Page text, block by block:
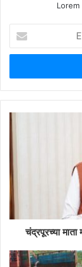
t
r
y
u
a
i
l
d
e
चंद्रपूरच्या माता